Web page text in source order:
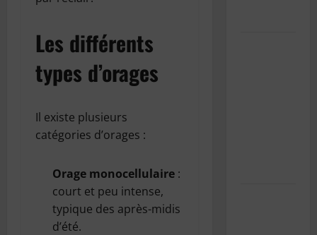
Les différents
types d’orages
Il existe plusieurs
catégories d’orages :
Orage monocellulaire :
court et peu intense,
typique des après-midis
d’été.